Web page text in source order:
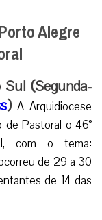
Alegre
Sul (Segunda-
) A Arquidiocese
Pastoral o 46°
com o tema:
de 29 a 30
de 14 das